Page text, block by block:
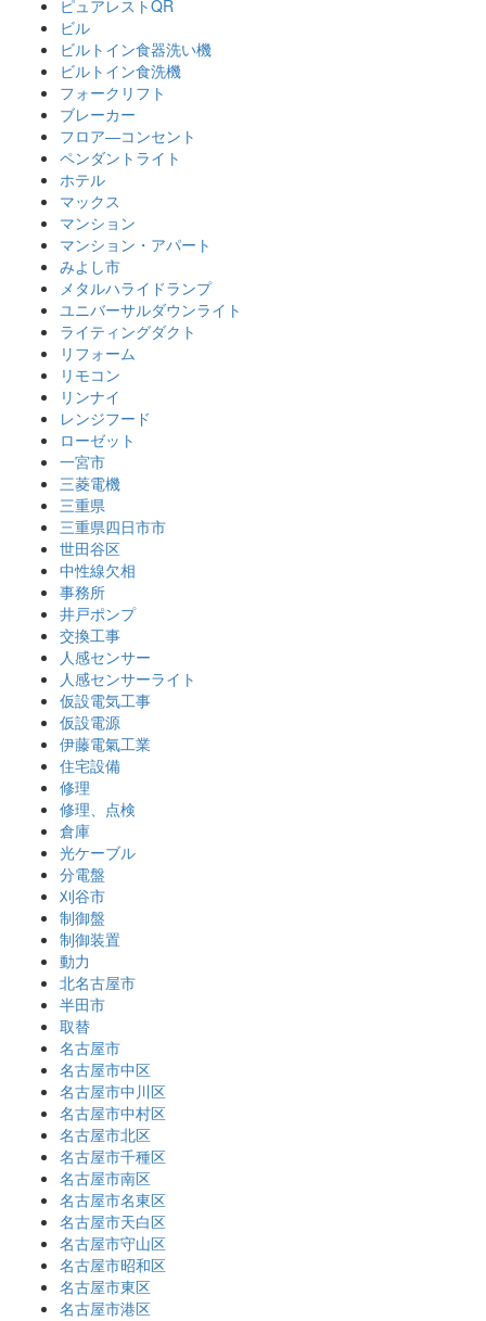
ピュアレストQR
ビル
ビルトイン食器洗い機
ビルトイン食洗機
フォークリフト
ブレーカー
フロア―コンセント
ペンダントライト
ホテル
マックス
マンション
マンション・アパート
みよし市
メタルハライドランプ
ユニバーサルダウンライト
ライティングダクト
リフォーム
リモコン
リンナイ
レンジフード
ローゼット
一宮市
三菱電機
三重県
三重県四日市市
世田谷区
中性線欠相
事務所
井戸ポンプ
交換工事
人感センサー
人感センサーライト
仮設電気工事
仮設電源
伊藤電氣工業
住宅設備
修理
修理、点検
倉庫
光ケーブル
分電盤
刈谷市
制御盤
制御装置
動力
北名古屋市
半田市
取替
名古屋市
名古屋市中区
名古屋市中川区
名古屋市中村区
名古屋市北区
名古屋市千種区
名古屋市南区
名古屋市名東区
名古屋市天白区
名古屋市守山区
名古屋市昭和区
名古屋市東区
名古屋市港区